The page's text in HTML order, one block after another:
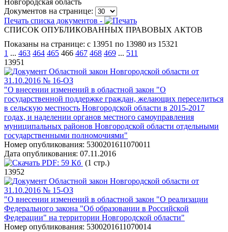
Новгородская область
Документов на странице:
Печать списка документов -
СПИСОК ОПУБЛИКОВАННЫХ ПРАВОВЫХ АКТОВ
Показаны на странице: с 13951 по 13980 из 15321
1 ... 463 464 465 466 467 468 469 ... 511
13951
Областной закон Новгородской области от
31.10.2016 № 16-ОЗ
"О внесении изменений в областной закон "О
государственной поддержке граждан, желающих переселиться
в сельскую местность Новгородской области в 2015-2017
годах, и наделении органов местного самоуправления
муниципальных районов Новгородской области отдельными
государственными полномочиями"
Номер опубликования: 5300201611070011
Дата опубликования: 07.11.2016
PDF: 59 Кб (1 стр.)
13952
Областной закон Новгородской области от
31.10.2016 № 15-ОЗ
"О внесении изменений в областной закон "О реализации
Федерального закона "Об образовании в Российской
Федерации" на территории Новгородской области"
Номер опубликования: 5300201611070014